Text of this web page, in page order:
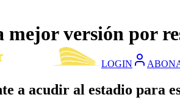
LOGIN
mejor versión por
a acudir al estadio para